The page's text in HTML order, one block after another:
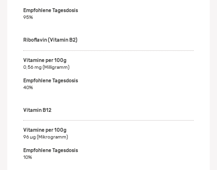
95%
Riboflavin (Vitamin B2)
0,56 mg (Milligramm)
40%
Vitamin B12
96 µg (Mikrogramm)
10%